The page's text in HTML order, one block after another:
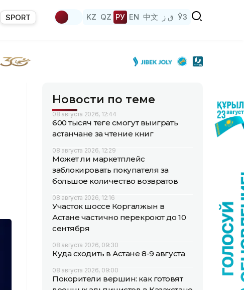
SPORT KZ QZ РУ EN 中文 ق ز ЎЗ
Новости по теме
08 августа 2026, 12:44
600 тысяч теңге смогут выиграть
астанчане за чтение книг
08 августа 2026, 12:29
Может ли маркетплейс
заблокировать покупателя за
большое количество возвратов
08 августа 2026, 12:16
Участок шоссе Коргалжын в
Астане частично перекроют до 10
сентября
08 августа 2026, 09:30
Куда сходить в Астане 8-9 августа
08 августа 2026, 09:00
Покорители вершин: как готовят